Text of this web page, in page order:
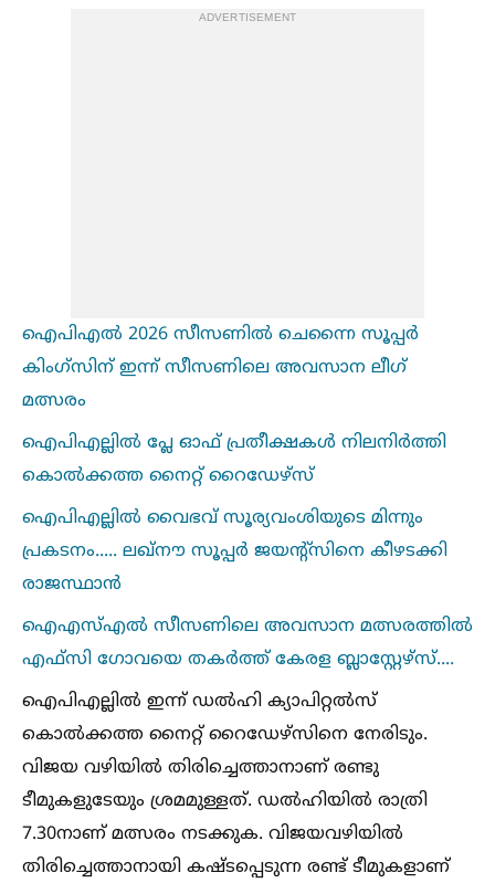
ADVERTISEMENT
ഐപിഎല്‍ 2026 സീസണില്‍ ചെന്നൈ സൂപ്പർ
കിംഗ്‌സിന് ഇന്ന് സീസണിലെ അവസാന ലീഗ്
മത്സരം
ഐപിഎല്ലില്‍ പ്ലേ ഓഫ് പ്രതീക്ഷകള്‍ നിലനിർത്തി
കൊല്‍ക്കത്ത നൈറ്റ് റൈഡേഴ്സ്
ഐപിഎല്ലില്‍ വൈഭവ് സൂര്യവംശിയുടെ മിന്നും
പ്രകടനം..... ലഖ്നൗ സൂപ്പർ ജയന്റ്‌സിനെ കീഴടക്കി
രാജസ്ഥാൻ
ഐഎസ്‌എല്‍ സീസണിലെ അവസാന മത്സരത്തില്‍
എഫ്‌സി ഗോവയെ തകർ‌ത്ത് കേരള ബ്ലാസ്റ്റേഴ്സ്....
ഐപിഎല്ലില്‍ ഇന്ന് ഡല്‍ഹി ക്യാപിറ്റല്‍സ്
കൊല്‍ക്കത്ത നൈറ്റ് റൈഡേഴ്സിനെ നേരിടും.
വിജയ വഴിയില്‍ തിരിച്ചെത്താനാണ് രണ്ടു
ടീമുകളുടേയും ശ്രമമുള്ളത്. ഡല്‍ഹിയില്‍ രാത്രി
7.30നാണ് മത്സരം നടക്കുക. വിജയവഴിയില്‍
തിരിച്ചെത്താനായി കഷ്ടപ്പെടുന്ന രണ്ട് ടീമുകളാണ്